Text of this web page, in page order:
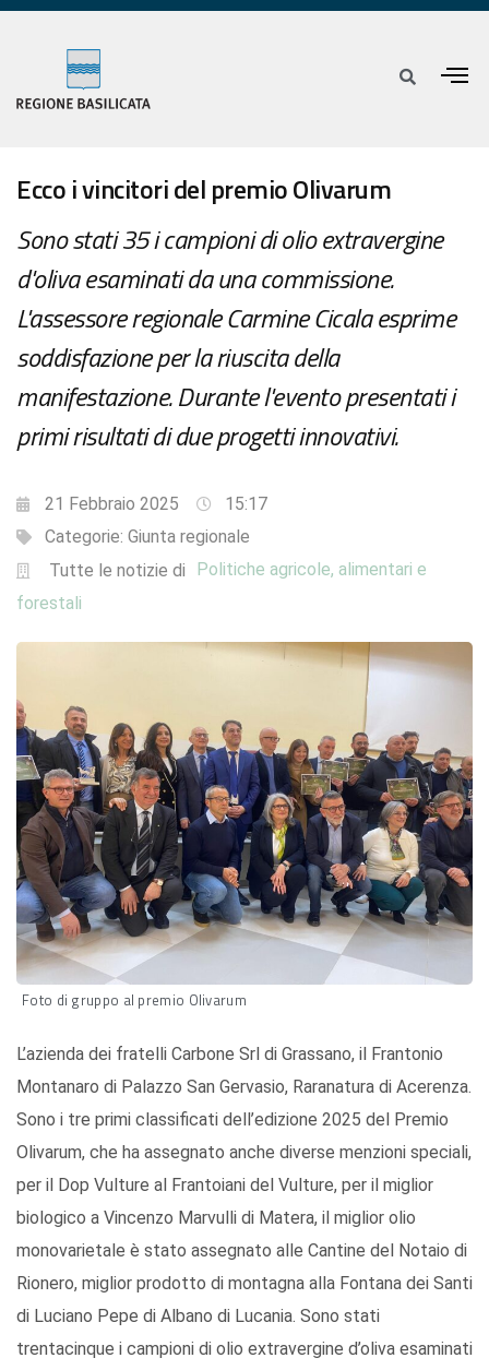
Ecco i vincitori del premio Olivarum
Sono stati 35 i campioni di olio extravergine
d'oliva esaminati da una commissione.
L'assessore regionale Carmine Cicala esprime
soddisfazione per la riuscita della
manifestazione. Durante l'evento presentati i
primi risultati di due progetti innovativi.
21 Febbraio 2025
15:17
Categorie: Giunta regionale
Tutte le notizie di
Politiche agricole, alimentari e
forestali
Foto di gruppo al premio Olivarum
L’azienda dei fratelli Carbone Srl di Grassano, il Frantonio
Montanaro di Palazzo San Gervasio, Raranatura di Acerenza.
Sono i tre primi classificati dell’edizione 2025 del Premio
Olivarum, che ha assegnato anche diverse menzioni speciali,
per il Dop Vulture al Frantoiani del Vulture, per il miglior
biologico a Vincenzo Marvulli di Matera, il miglior olio
monovarietale è stato assegnato alle Cantine del Notaio di
Rionero, miglior prodotto di montagna alla Fontana dei Santi
di Luciano Pepe di Albano di Lucania. Sono stati
trentacinque i campioni di olio extravergine d’oliva esaminati